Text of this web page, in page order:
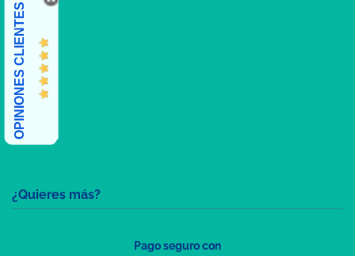
¿Quieres más?
OPINIONES CLIENTES
Pago seguro con